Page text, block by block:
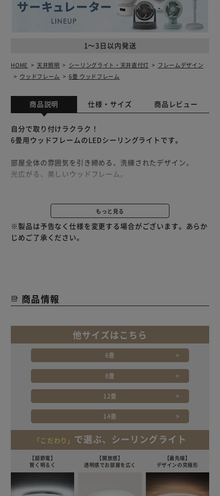
1～3日以内発送
HOME 天井照明 シーリングライト・天井直付灯
フレームデザイン
ウッドフレーム
6畳 ウッドフレーム
商品説明 仕様・サイズ 商品レビュー
自分で取り付けラクラク！
6畳用ウッドフレームのLEDシーリングライトです。
部屋全体の雰囲気を引き締める、洗練されたデザイン。
光広がる、美しいウッドフレーム。
明るく効率よく発光。
さらに、30分かけて明るさを徐々に落とす「節電モード」
を搭載。
さわやかな昼光色から温かみのある電球色まで、幅広く調節
できます。
Ra85の高い演色性で、肌や食べ物の色がより美しく自然
に。
お好みの明るさを記憶して再点灯する明かりメモリ機能搭
◆LEDのいいところ
長寿命約40000時間※で、一度設置したら約10年間交換不
取り替えが面倒な高所への設置もおすすめ。
また虫が集まりやすい紫外線領域波長をほとんど出さないの
で、虫が寄り付きにくい。
※寿命は光束が70％に低下するまでの時間です。表示は設
計寿命であり、製品の寿命を保証するものではありません。
（1日10時間点灯の場合）
もっと見る
※製品は予告なく仕様を変更する場合がございます。あらか
じめご了承ください。
商品情報
他サイズはこちら
6畳
8畳
12畳
14畳
「こだわり」 で選ぶ、シーリングライト
【超節電】
賢く明るく
【開放感】
透明感でお部屋を広く
【最先端】
デザインの究極形